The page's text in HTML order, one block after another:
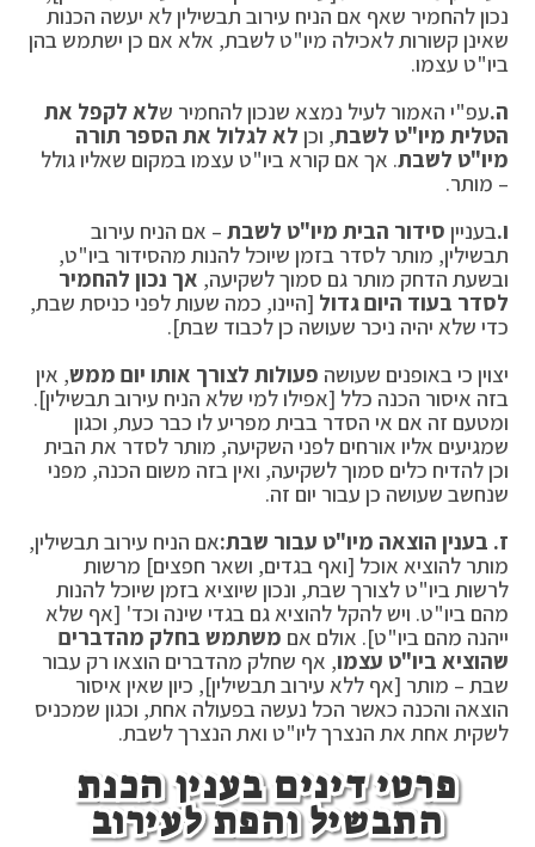
נכון להחמיר שאף אם הניח עירוב תבשילין לא יעשה הכנות
שאינן קשורות לאכילה מיו"ט לשבת, אלא אם כן ישתמש בהן
ביו"ט עצמו.
ה.עפ"י האמור לעיל נמצא שנכון להחמיר שלא לקפל את
הטלית מיו"ט לשבת, וכן לא לגלול את הספר תורה
מיו"ט לשבת. אך אם קורא ביו"ט עצמו במקום שאליו גולל
– מותר.
ו.בעניין סידור הבית מיו"ט לשבת – אם הניח עירוב
תבשילין, מותר לסדר בזמן שיוכל להנות מהסידור ביו"ט,
ובשעת הדחק מותר גם סמוך לשקיעה, אך נכון להחמיר
לסדר בעוד היום גדול [היינו, כמה שעות לפני כניסת שבת,
כדי שלא יהיה ניכר שעושה כן לכבוד שבת].
יצוין כי באופנים שעושה פעולות לצורך אותו יום ממש, אין
בזה איסור הכנה כלל [אפילו למי שלא הניח עירוב תבשילין].
ומטעם זה אם אי הסדר בבית מפריע לו כבר כעת, וכגון
שמגיעים אליו אורחים לפני השקיעה, מותר לסדר את הבית
וכן להדיח כלים סמוך לשקיעה, ואין בזה משום הכנה, מפני
שנחשב שעושה כן עבור יום זה.
ז. בענין הוצאה מיו"ט עבור שבת:אם הניח עירוב תבשילין,
מותר להוציא אוכל [ואף בגדים, ושאר חפצים] מרשות
לרשות ביו"ט לצורך שבת, ונכון שיוציא בזמן שיוכל להנות
מהם ביו"ט. ויש להקל להוציא גם בגדי שינה וכד' [אף שלא
ייהנה מהם ביו"ט]. אולם אם משתמש בחלק מהדברים
שהוציא ביו"ט עצמו, אף שחלק מהדברים הוצאו רק עבור
שבת – מותר [אף ללא עירוב תבשילין], כיון שאין איסור
הוצאה והכנה כאשר הכל נעשה בפעולה אחת, וכגון שמכניס
לשקית אחת את הנצרך ליו"ט ואת הנצרך לשבת.
פרטי דינים בענין הכנת
התבשיל והפת לעירוב